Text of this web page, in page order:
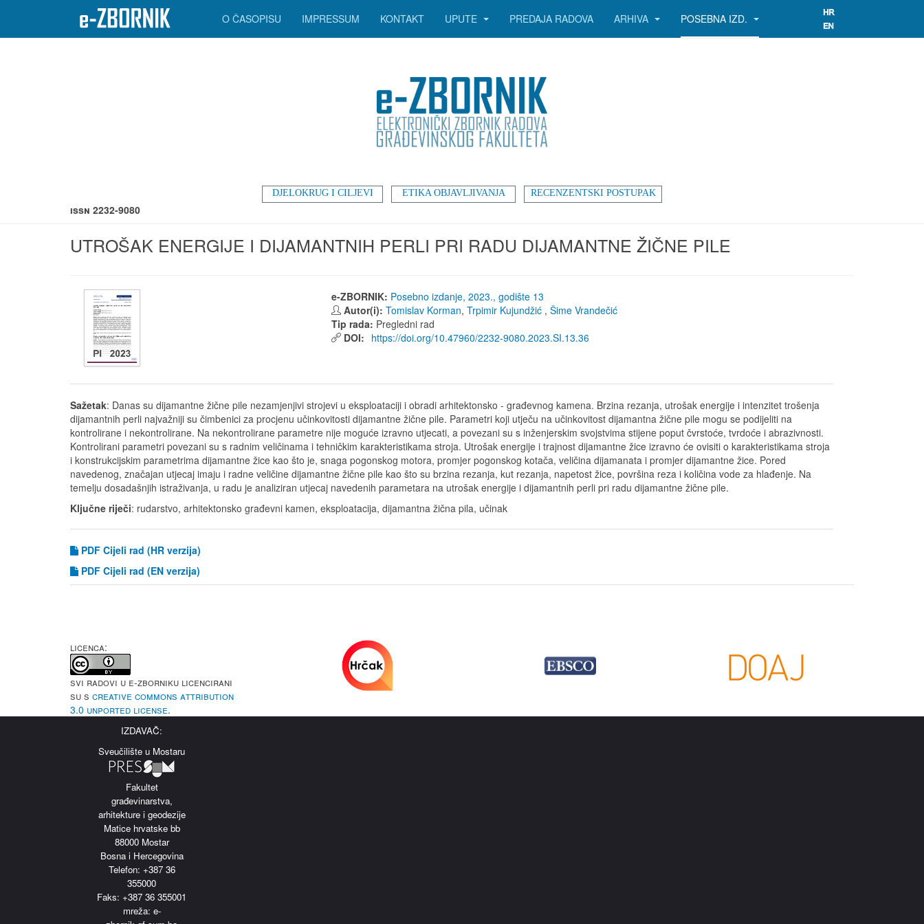
DJELOKRUG I CILJEVI ETIKA OBJAVLJIVANJA RECENZENTSKI POSTUPAK
O ČASOPISU IMPRESSUM KONTAKT UPUTE PREDAJA RADOVA ARHIVA POSEBNA IZD.
ISSN 2232-9080
UTROŠAK ENERGIJE I DIJAMANTNIH PERLI PRI RADU DIJAMANTNE ŽIČNE PILE
e-ZBORNIK: Posebno izdanje, 2023., godište 13
Autor(i): Tomislav Korman, Trpimir Kujundžić , Šime Vrandečić
Tip rada: Pregledni rad
DOI: https://doi.org/10.47960/2232-9080.2023.SI.13.36
Sažetak: Danas su dijamantne žične pile nezamjenjivi strojevi u eksploataciji i obradi arhitektonsko - građevnog kamena. Brzina rezanja, utrošak energije i intenzitet trošenja
dijamantnih perli najvažniji su čimbenici za procjenu učinkovitosti dijamantne žične pile. Parametri koji utječu na učinkovitost dijamantna žične pile mogu se podijeliti na
kontrolirane i nekontrolirane. Na nekontrolirane parametre nije moguće izravno utjecati, a povezani su s inženjerskim svojstvima stijene poput čvrstoće, tvrdoće i abrazivnosti.
Kontrolirani parametri povezani su s radnim veličinama i tehničkim karakteristikama stroja. Utrošak energije i trajnost dijamantne žice izravno će ovisiti o karakteristikama stroja
i konstrukcijskim parametrima dijamantne žice kao što je, snaga pogonskog motora, promjer pogonskog kotača, veličina dijamanata i promjer dijamantne žice. Pored
navedenog, značajan utjecaj imaju i radne veličine dijamantne žične pile kao što su brzina rezanja, kut rezanja, napetost žice, površina reza i količina vode za hlađenje. Na
temelju dosadašnjih istraživanja, u radu je analiziran utjecaj navedenih parametara na utrošak energije i dijamantnih perli pri radu dijamantne žične pile.
Ključne riječi: rudarstvo, arhitektonsko građevni kamen, eksploatacija, dijamantna žična pila, učinak
PDF Cijeli rad (HR verzija)
PDF Cijeli rad (EN verzija)
LICENCA:
Svi radovi u e-Zborniku licencirani
su s Creative Commons Attribution
3.0 Unported License.
IZDAVAČ:
Sveučilište u Mostaru
Fakultet
građevinarstva,
arhitekture i geodezije
Matice hrvatske bb
88000 Mostar
Bosna i Hercegovina
Telefon: +387 36
355000
Faks: +387 36 355001
mreža: e-